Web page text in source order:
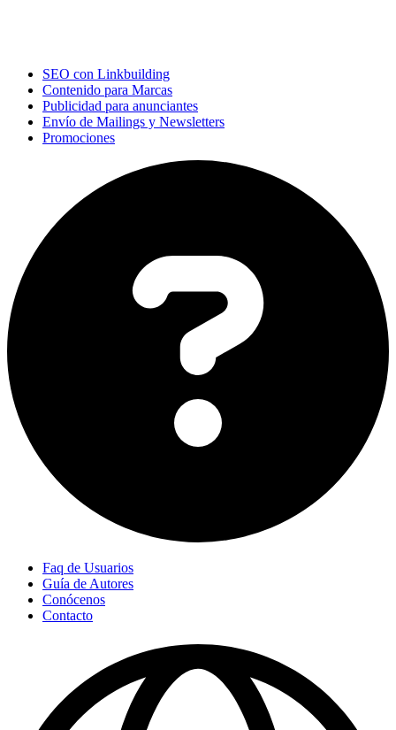
SEO con Linkbuilding
Contenido para Marcas
Publicidad para anunciantes
Envío de Mailings y Newsletters
Promociones
Faq de Usuarios
Guía de Autores
Conócenos
Contacto